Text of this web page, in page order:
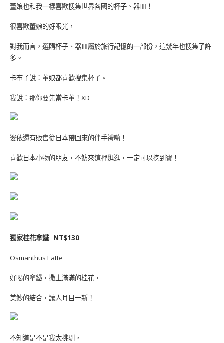
董娘也和我一樣喜歡搜集世界各國的杯子、器皿！
很喜歡董娘的好眼光，
對我而言，選購杯子、器皿屬於旅行記憶的一部份，這幾年也搜集了許
多。
卡布子說：董娘都喜歡搜集杯子。
我說：那你要先當卡董！XD
婆依還有販售從日本帶回來的伴手禮喲！
喜歡日本小物的朋友，不妨來這裡逛逛，一定可以挖到寶！
獨家桂花拿鐵 NT$130
Osmanthus Latte
好喝的拿鐵，撒上滿滿的桂花，
美妙的結合，讓人耳目一新！
不知道是不是我太挑剔，